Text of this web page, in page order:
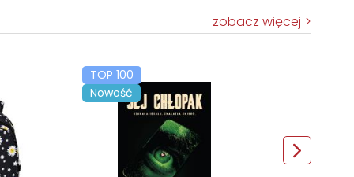
zobacz więcej
TOP 100
Nowość